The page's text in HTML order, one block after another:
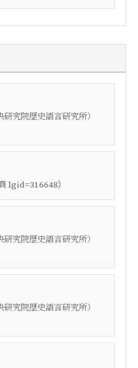
究院歷史語言研究所）
lgid=316648）
究院歷史語言研究所）
究院歷史語言研究所）